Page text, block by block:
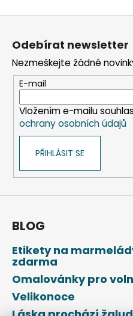
Z
Odebírat newsletter
Nezmeškejte žádné
E-mail
Vložením e-mailu
ochrany osobních údajů
PŘIHLÁSIT SE
BLOG
Etikety na
zdarma
Omalovánky pro
Velikonoce